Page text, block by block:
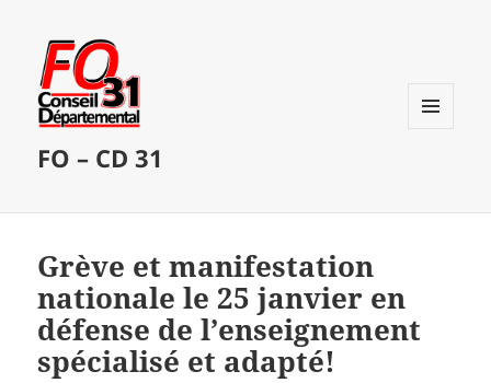
FO – CD 31
Grève et manifestation
nationale le 25 janvier en
défense de l’enseignement
spécialisé et adapté!